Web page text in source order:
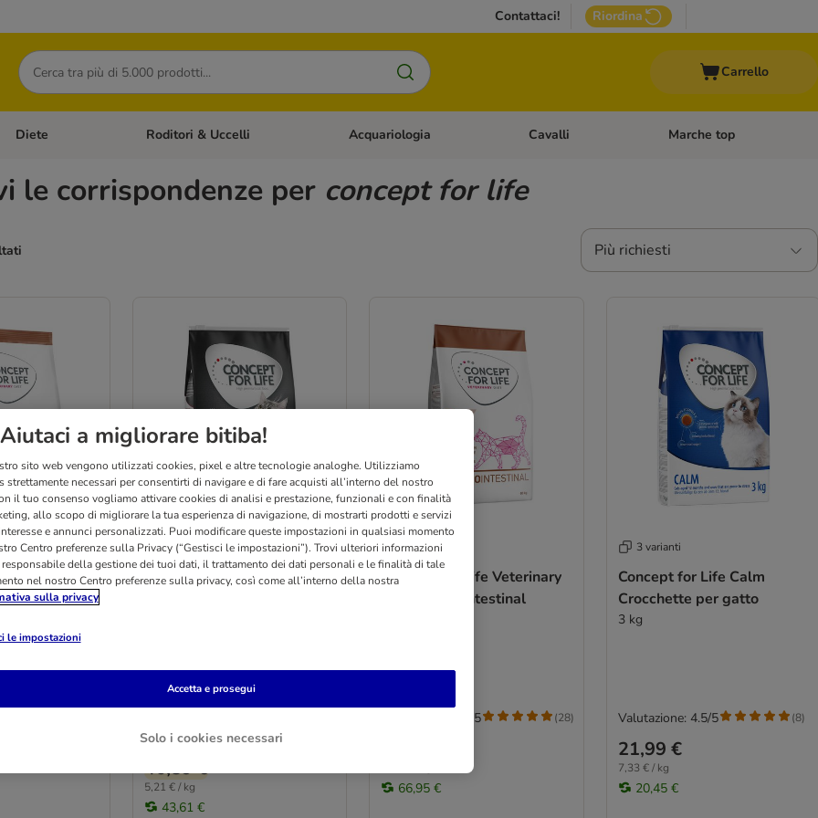
Contattaci! Riordina
Cerca
Carrello
Apri Menù Categoria: Cani
Diete Apri Menù Categoria: Diete
Roditori & Uccelli Apri Menù Categoria: Roditori & Uccelli
Acquariologia Apri Menù Categoria: Acquariologia
Cavalli Apri Menù Categoria: Cavalli
Marche top
le corrispondenze per concept for life
Più richiesti
Veterinary
3 varianti
Concept for Life Maine Coon
46,89 €
5,21 € / kg
43,61 €
4 varianti
Concept for Life Veterinary
Diet Gastro Intestinal
66,95 €
Valutazione: 4.8/5 (28)
3 varianti
Concept for Life Calm
Crocchette per gatto
3 kg
21,99 €
7,33 € / kg
20,45 €
Valutazione: 4.5/5 (8)
Aiutaci a migliorare bitiba!
sito web vengono utilizzati cookies, pixel e altre tecnologie analoghe. Utilizziamo
strettamente necessari per consentirti di navigare e di fare acquisti all’interno del nostro
il tuo consenso vogliamo attivare cookies di analisi e prestazione, funzionali e con finalità
allo scopo di migliorare la tua esperienza di navigazione, di mostrarti prodotti e servizi
e annunci personalizzati. Puoi modificare queste impostazioni in qualsiasi momento
Centro preferenze sulla Privacy (“Gestisci le impostazioni”). Trovi ulteriori informazioni
della gestione dei tuoi dati, il trattamento dei dati personali e le finalità di tale
nel nostro Centro preferenze sulla privacy, così come all’interno della nostra
sulla privacy
le impostazioni
Solo i cookies necessari
Accetta e prosegui